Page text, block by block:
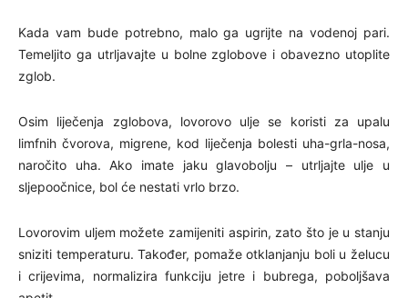
Kada vam bude potrebno, malo ga ugrijte na vodenoj pari.
Temeljito ga utrljavajte u bolne zglobove i obavezno utoplite
zglob.
Osim liječenja zglobova, lovorovo ulje se koristi za upalu
limfnih čvorova, migrene, kod liječenja bolesti uha-grla-nosa,
naročito uha. Ako imate jaku glavobolju – utrljajte ulje u
sljepoočnice, bol će nestati vrlo brzo.
Lovorovim uljem možete zamijeniti aspirin, zato što je u stanju
sniziti temperaturu. Također, pomaže otklanjanju boli u želucu
i crijevima, normalizira funkciju jetre i bubrega, poboljšava